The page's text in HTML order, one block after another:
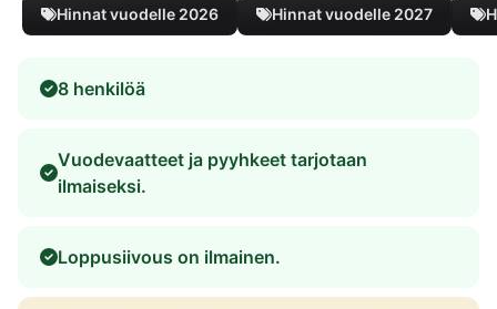
Hinnat vuodelle 2026 Hinnat vuodelle 2027
8 henkilöä
Vuodevaatteet ja pyyhkeet tarjotaan
ilmaiseksi.
Loppusiivous on ilmainen.